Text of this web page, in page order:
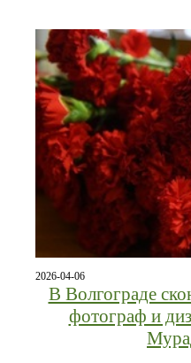
2026-04-06
В Волгограде
фотограф и